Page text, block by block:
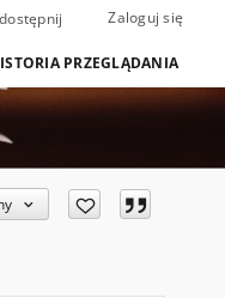
Zaloguj się
PRZEGLĄDANIA